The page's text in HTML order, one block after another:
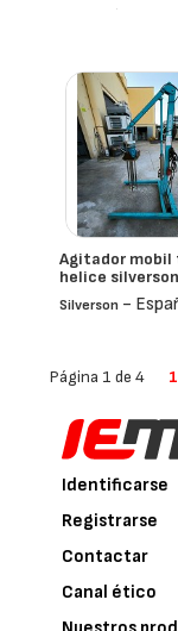
- España
Agitador mobil
helice
Silverson -
Página 1 de 4 1
Identificarse
Registrarse
Contactar
Canal ético